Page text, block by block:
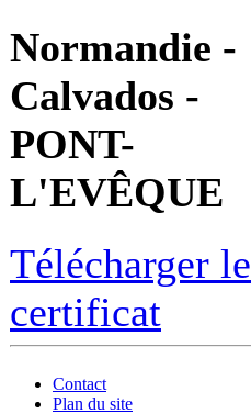
Normandie -
Calvados -
PONT-
L'EVÊQUE
Télécharger le
certificat
Contact
Plan du site